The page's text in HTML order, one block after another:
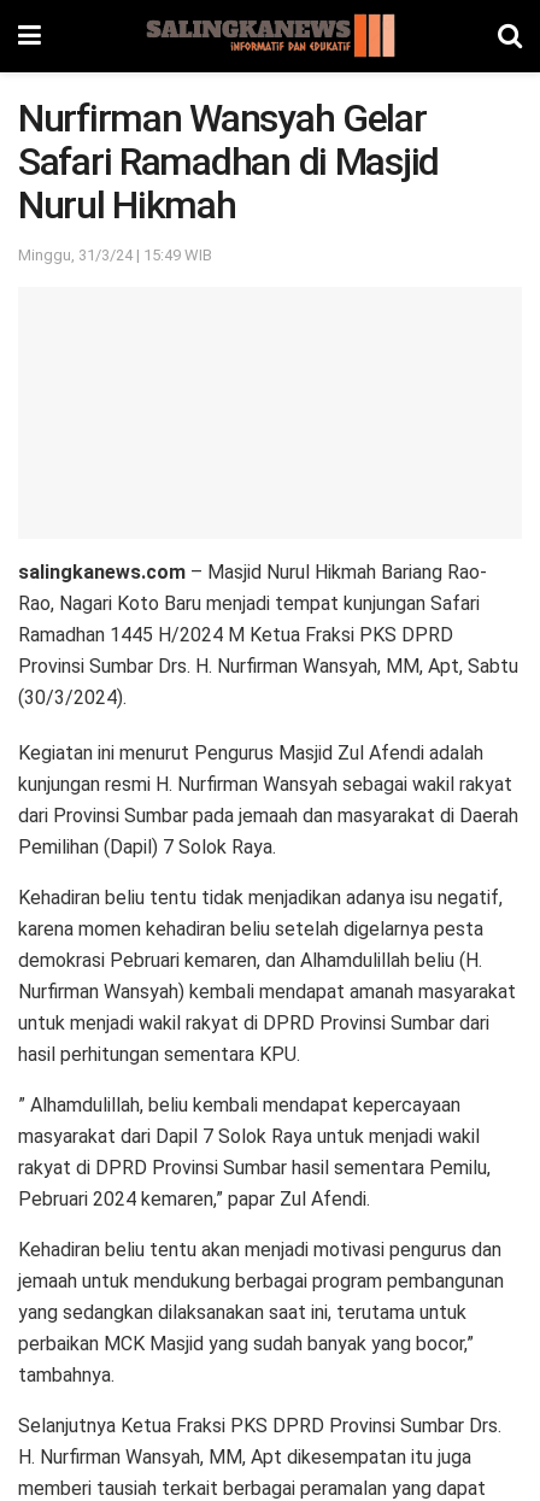
Nurfirman Wansyah Gelar
Safari Ramadhan di Masjid
Nurul Hikmah
Minggu, 31/3/24 | 15:49 WIB
salingkanews.com – Masjid Nurul Hikmah Bariang Rao-
Rao, Nagari Koto Baru menjadi tempat kunjungan Safari
Ramadhan 1445 H/2024 M Ketua Fraksi PKS DPRD
Provinsi Sumbar Drs. H. Nurfirman Wansyah, MM, Apt, Sabtu
(30/3/2024).
Kegiatan ini menurut Pengurus Masjid Zul Afendi adalah
kunjungan resmi H. Nurfirman Wansyah sebagai wakil rakyat
dari Provinsi Sumbar pada jemaah dan masyarakat di Daerah
Pemilihan (Dapil) 7 Solok Raya.
Kehadiran beliu tentu tidak menjadikan adanya isu negatif,
karena momen kehadiran beliu setelah digelarnya pesta
demokrasi Pebruari kemaren, dan Alhamdulillah beliu (H.
Nurfirman Wansyah) kembali mendapat amanah masyarakat
untuk menjadi wakil rakyat di DPRD Provinsi Sumbar dari
hasil perhitungan sementara KPU.
” Alhamdulillah, beliu kembali mendapat kepercayaan
masyarakat dari Dapil 7 Solok Raya untuk menjadi wakil
rakyat di DPRD Provinsi Sumbar hasil sementara Pemilu,
Pebruari 2024 kemaren,” papar Zul Afendi.
Kehadiran beliu tentu akan menjadi motivasi pengurus dan
jemaah untuk mendukung berbagai program pembangunan
yang sedangkan dilaksanakan saat ini, terutama untuk
perbaikan MCK Masjid yang sudah banyak yang bocor,”
tambahnya.
Selanjutnya Ketua Fraksi PKS DPRD Provinsi Sumbar Drs.
H. Nurfirman Wansyah, MM, Apt dikesempatan itu juga
memberi tausiah terkait berbagai peramalan yang dapat